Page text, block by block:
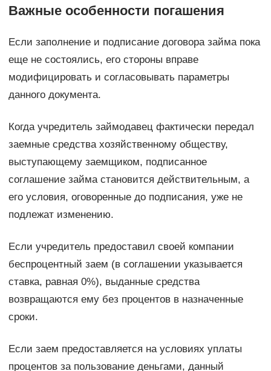
Важные особенности погашения
Если заполнение и подписание договора займа пока
еще не состоялись, его стороны вправе
модифицировать и согласовывать параметры
данного документа.
Когда учредитель займодавец фактически передал
заемные средства хозяйственному обществу,
выступающему заемщиком, подписанное
соглашение займа становится действительным, а
его условия, оговоренные до подписания, уже не
подлежат изменению.
Если учредитель предоставил своей компании
беспроцентный заем (в соглашении указывается
ставка, равная 0%), выданные средства
возвращаются ему без процентов в назначенные
сроки.
Если заем предоставляется на условиях уплаты
процентов за пользование деньгами, данный